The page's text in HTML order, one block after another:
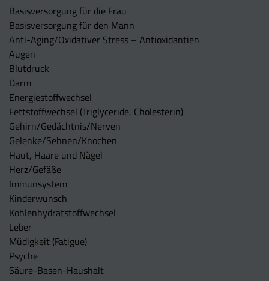
Basisversorgung für die Frau
Basisversorgung für den Mann
Anti-Aging/Oxidativer Stress – Antioxidantien
Augen
Blutdruck
Darm
Energiestoffwechsel
Fettstoffwechsel (Triglyceride, Cholesterin)
Gehirn/Gedächtnis/Nerven
Gelenke/Sehnen/Knochen
Haut, Haare und Nägel
Herz/Gefäße
Immunsystem
Kinderwunsch
Kohlenhydratstoffwechsel
Leber
Müdigkeit (Fatigue)
Psyche
Säure-Basen-Haushalt